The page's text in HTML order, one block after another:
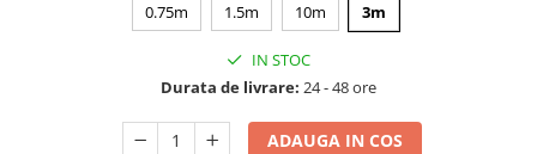
0.75m 1.5m 10m 3m
IN STOC
Durata de livrare: 24 - 48 ore
ADAUGA IN COS